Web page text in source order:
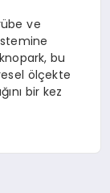
ve
bu
ölçekte
bir kez